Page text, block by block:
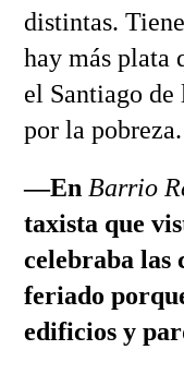
distintas.
hay más plata
el Santiago de
por la pobreza.
—En Barrio
taxista que
celebraba las
feriado
edificios y